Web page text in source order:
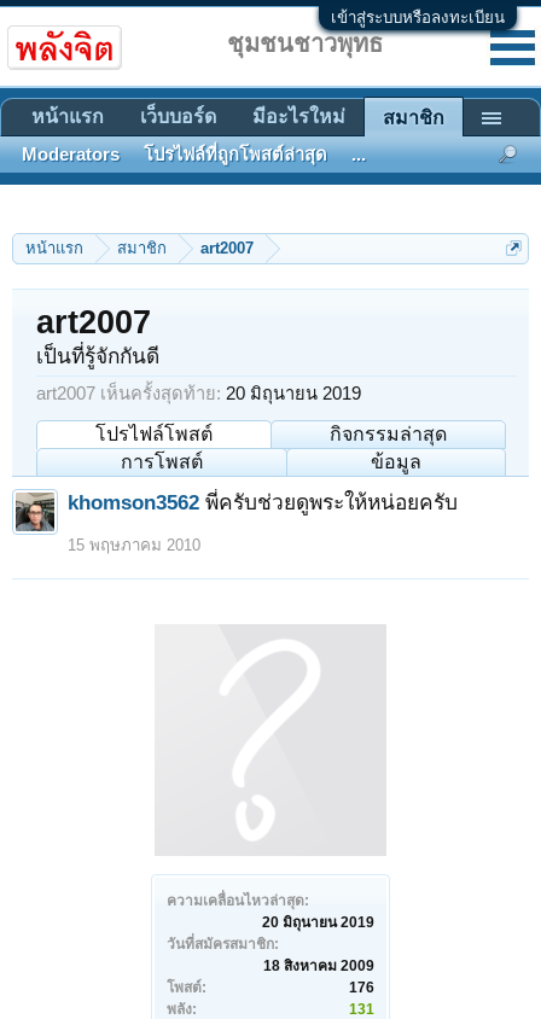
เข้าสู่ระบบหรือลงทะเบียน
หน้าแรก สมาชิก art2007
ความเคลื่อนไหวล่าสุด:
20 มิถุนายน 2019
วันที่สมัครสมาชิก:
18 สิงหาคม 2009
โพสต์:
176
พลัง:
131
art2007
เป็นที่รู้จักกันดี
art2007 เห็นครั้งสุดท้าย: 20 มิถุนายน 2019
โปรไฟล์โพสต์
กิจกรรมล่าสุด
การโพสต์
ข้อมูล
khomson3562 พี่ครับช่วยดูพระให้หน่อยครับ
15 พฤษภาคม 2010
ชุมชนชาวพุทธ
หน้าแรก เว็บบอร์ด มีอะไรใหม่ สมาชิก
Moderators โปรไฟล์ที่ถูกโพสต์ล่าสุด ...